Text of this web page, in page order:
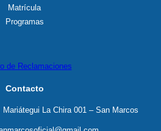
Matrícula
Programas
Contacto
La Chira 001 – San Marcos